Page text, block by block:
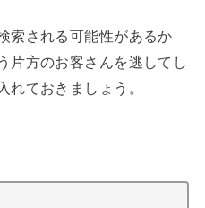
索される可能性があるか
片方のお客さんを逃してし
れておきましょう。